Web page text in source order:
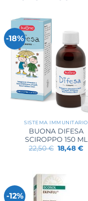
-18%
SISTEMA IMMUNITARIO
BUONA DIFESA
SCIROPPO 150 ML
22,50€ Il
prezzo
18,48€Il
-12%